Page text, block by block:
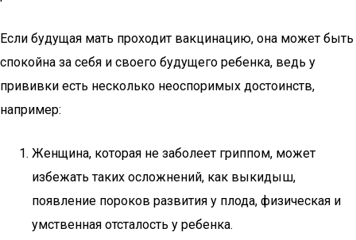
Если будущая мать проходит вакцинацию, она может быть
спокойна за себя и своего будущего ребенка, ведь у
прививки есть несколько неоспоримых достоинств,
например:
Женщина, которая не заболеет гриппом, может
избежать таких осложнений, как выкидыш,
появление пороков развития у плода, физическая и
умственная отсталость у ребенка.